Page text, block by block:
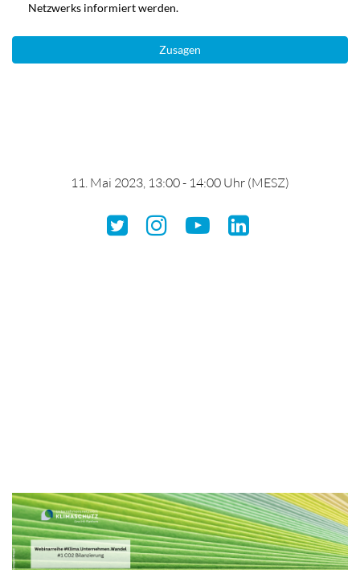
Netzwerks informiert werden.
Zusagen
11. Mai 2023, 13:00 - 14:00 Uhr (MESZ)